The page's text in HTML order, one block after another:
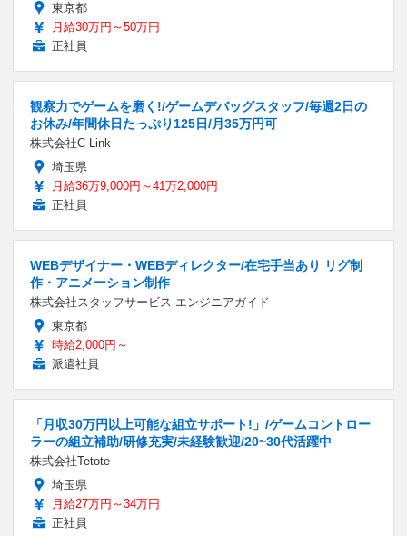
東京都
月給30万円～50万円
正社員
観察力でゲームを磨く!/ゲームデバッグスタッフ/毎週2日の
お休み/年間休日たっぷり125日/月35万円可
株式会社C-Link
埼玉県
月給36万9,000円～41万2,000円
正社員
WEBデザイナー・WEBディレクター/在宅手当あり リグ制
作・アニメーション制作
株式会社スタッフサービス エンジニアガイド
東京都
時給2,000円～
派遣社員
「月収30万円以上可能な組立サポート!」/ゲームコントロー
ラーの組立補助/研修充実/未経験歓迎/20~30代活躍中
株式会社Tetote
埼玉県
月給27万円～34万円
正社員